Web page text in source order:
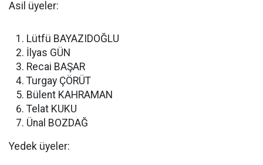
Asil üyeler:
Lütfü BAYAZIDOĞLU
İlyas GÜN
Recai BAŞAR
Turgay ÇÖRÜT
Bülent KAHRAMAN
Telat KUKU
Ünal BOZDAĞ
Yedek üyeler: